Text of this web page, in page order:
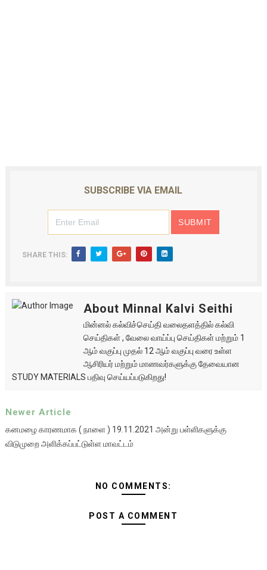
SUBSCRIBE VIA EMAIL
SHARE THIS:
About Minnal Kalvi Seithi
மின்னல் கல்விச்செய்தி வலைதளத்தில் கல்வி
செய்திகள் , வேலை வாய்ப்பு செய்திகள் மற்றும் 1
ஆம் வகுப்பு முதல் 12 ஆம் வகுப்பு வரை உள்ள
ஆசிரியர் மற்றும் மாணவர்களுக்கு தேவையான
STUDY MATERIALS பதிவு செய்யப்படுகிறது!
Newer Article
கனமழை காரணமாக ( நாளை ) 19.11.2021 அன்று பள்ளிகளுக்கு
விடுமுறை அளிக்கப்பட்டுள்ள மாவட்டம்
NO COMMENTS:
POST A COMMENT